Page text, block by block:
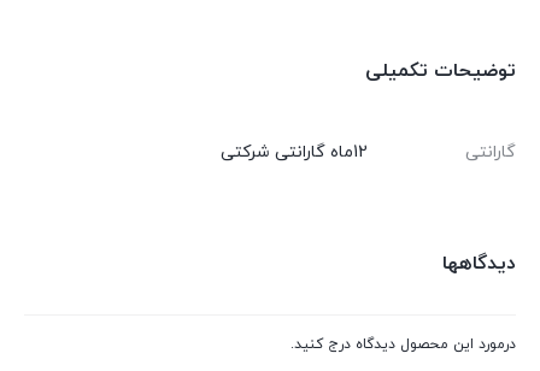
توضیحات تکمیلی
گارانتی 12ماه گارانتی شرکتی
دیدگاهها
درمورد این محصول دیدگاه درج کنید.